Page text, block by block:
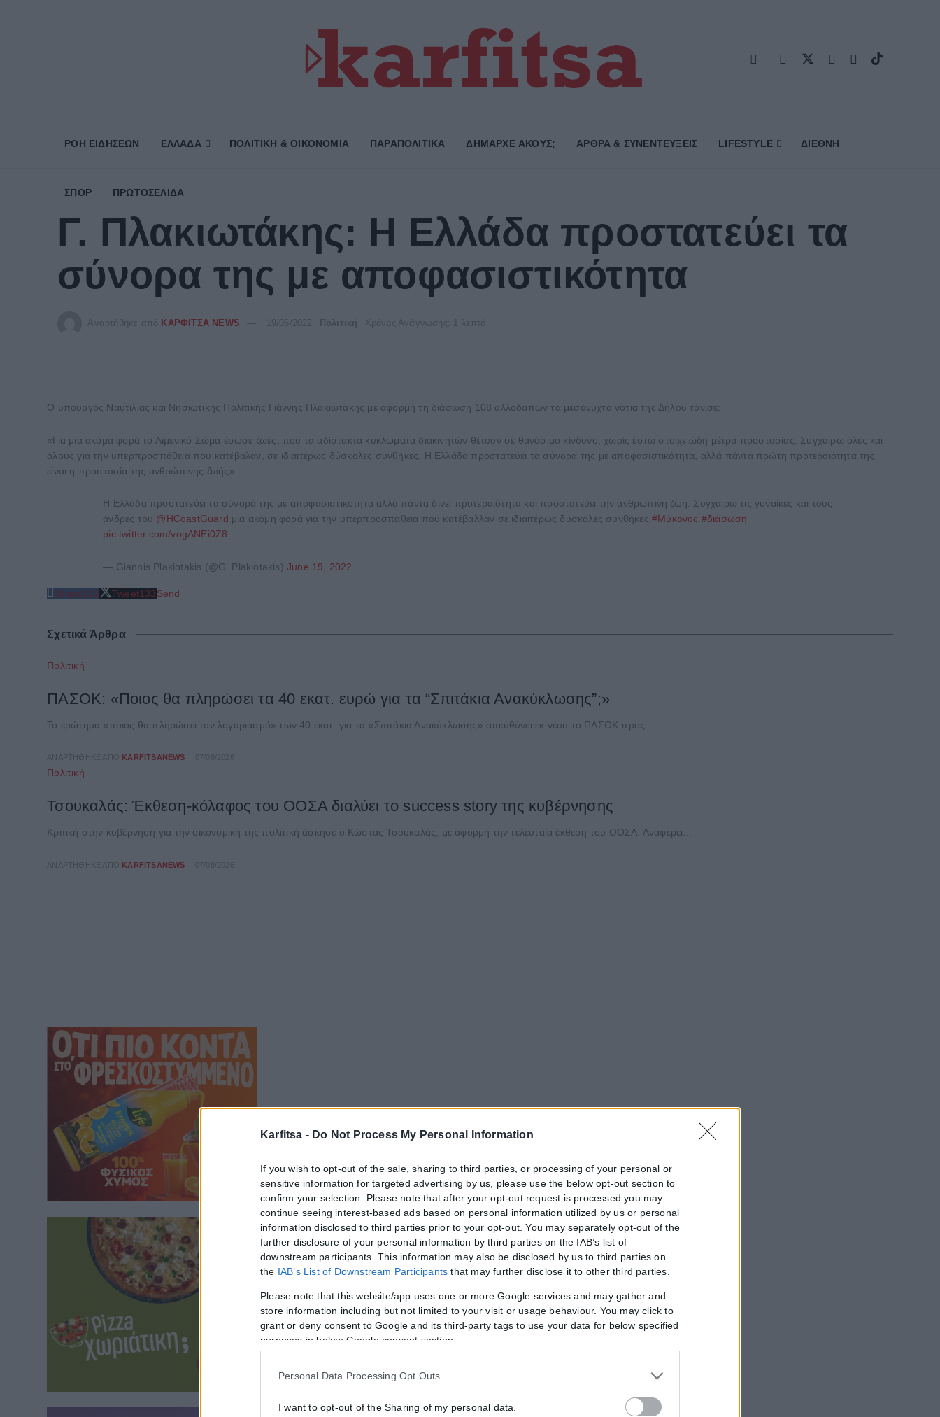
Karfitsa - Do Not Process My Personal Information
If you wish to opt-out of the sale, sharing to third parties, or processing of your personal or
sensitive information for targeted advertising by us, please use the below opt-out section to
confirm your selection. Please note that after your opt-out request is processed you may
continue seeing interest-based ads based on personal information utilized by us or personal
information disclosed to third parties prior to your opt-out. You may separately opt-out of the
further disclosure of your personal information by third parties on the IAB’s list of
downstream participants. This information may also be disclosed by us to third parties on
the IAB’s List of Downstream Participants that may further disclose it to other third parties.
Please note that this website/app uses one or more Google services and may gather and
store information including but not limited to your visit or usage behaviour. You may click to
grant or deny consent to Google and its third-party tags to use your data for below specified
purposes in below Google consent section.
Personal Data Processing Opt Outs
I want to opt-out of the Sharing of my personal data.
ΡΟΗ ΕΙΔΗΣΕΩΝ ΕΛΛΑΔΑ ΠΟΛΙΤΙΚΗ & ΟΙΚΟΝΟΜΙΑ ΠΑΡΑΠΟΛΙΤΙΚΑ ΔΗΜΑΡΧE ΑΚΟΥΣ; ΑΡΘΡΑ & ΣΥΝΕΝΤΕΥΞΕΙΣ LIFESTYLE ΔΙΕΘΝΗ
ΣΠΟΡ ΠΡΩΤΟΣΈΛΙΔΑ
Γ. Πλακιωτάκης: Η Ελλάδα προστατεύει τα
σύνορα της με αποφασιστικότητα
Αναρτήθηκε από ΚΑΡΦΙΤΣΑ NEWS 19/06/2022 Πολιτική Χρόνος Ανάγνωσης: 1 λεπτό
O υπουργός Ναυτιλίας και Νησιωτικής Πολιτικής Γιάννης Πλακιωτάκης με αφορμή τη διάσωση 108 αλλοδαπών τα μεσάνυχτα νότια της Δήλου τόνισε:
«Για μια ακόμα φορά το Λιμενικό Σώμα έσωσε ζωές, που τα αδίστακτα κυκλώματα διακινητών θέτουν σε θανάσιμο κίνδυνο, χωρίς έστω στοιχειώδη μέτρα προστασίας. Συγχαίρω όλες και
όλους για την υπερπροσπάθεια που κατέβαλαν, σε ιδιαιτέρως δύσκολες συνθήκες. Η Ελλάδα προστατεύει τα σύνορα της με αποφασιστικότητα, αλλά πάντα πρώτη προτεραιότητα της
είναι η προστασία της ανθρώπινης ζωής».
Η Ελλάδα προστατεύει τα σύνορά της με αποφασιστικότητα αλλά πάντα δίνει προτεραιότητα και προστατεύει την ανθρώπινη ζωή. Συγχαίρω τις γυναίκες και τους
άνδρες του @HCoastGuard μια ακόμη φορά για την υπερπροσπαθεια που κατέβαλλαν σε ιδιαιτέρως δύσκολες συνθήκες.#Μύκονος #διάσωση
pic.twitter.com/vogANEi0Z8
— Giannis Plakiotakis (@G_Plakiotakis)June 19, 2022
Share212 Tweet133Send
Σχετικά Άρθρα
Πολιτική
ΠΑΣΟΚ: «Ποιος θα πληρώσει τα 40 εκατ. ευρώ για τα “Σπιτάκια Ανακύκλωσης”;»
Το ερώτημα «ποιος θα πληρώσει τον λογαριασμό» των 40 εκατ. για τα «Σπιτάκια Ανακύκλωσης» απευθύνει εκ νέου το ΠΑΣΟΚ προς...
ΑΝΑΡΤΉΘΗΚΕ ΑΠΌ KARFITSANEWS
Πολιτική
Τσουκαλάς: Έκθεση-κόλαφος του ΟΟΣΑ διαλύει το success story της κυβέρνησης
Κριτική στην κυβέρνηση για την οικονομική της πολιτική άσκησε ο Κώστας Τσουκαλάς, με αφορμή την τελευταία έκθεση του ΟΟΣΑ. Αναφέρει...
ΑΝΑΡΤΉΘΗΚΕ ΑΠΌ KARFITSANEWS